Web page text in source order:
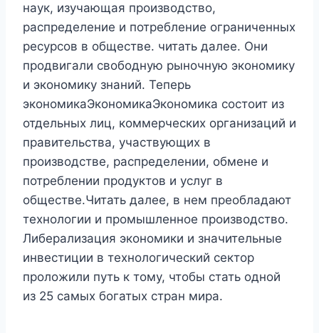
наук, изучающая производство,
распределение и потребление ограниченных
ресурсов в обществе. читать далее. Они
продвигали свободную рыночную экономику
и экономику знаний. Теперь
экономикаЭкономикаЭкономика состоит из
отдельных лиц, коммерческих организаций и
правительства, участвующих в
производстве, распределении, обмене и
потреблении продуктов и услуг в
обществе.Читать далее, в нем преобладают
технологии и промышленное производство.
Либерализация экономики и значительные
инвестиции в технологический сектор
проложили путь к тому, чтобы стать одной
из 25 самых богатых стран мира.